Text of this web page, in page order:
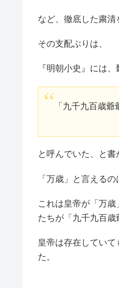
など、徹底した粛清
その支配ぶりは、
『明朝小史』には
「九千九百歳爺
と呼んでいた、と書
「万歳」と言えるの
これは皇帝が「万
たちが「九千九百歳
皇帝は存在してい
た。